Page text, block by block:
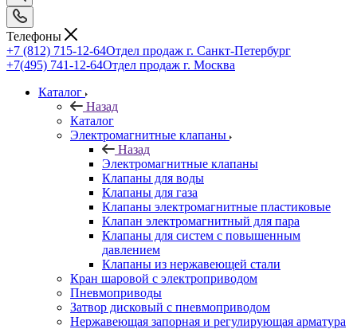
Телефоны
+7 (812) 715-12-64Отдел продаж г. Санкт-Петербург
+7(495) 741-12-64Отдел продаж г. Москва
Каталог
Назад
Каталог
Электромагнитные клапаны
Назад
Электромагнитные клапаны
Клапаны для воды
Клапаны для газа
Клапаны электромагнитные пластиковые
Клапан электромагнитный для пара
Клапаны для систем с повышенным
давлением
Клапаны из нержавеющей стали
Кран шаровой с электроприводом
Пневмоприводы
Затвор дисковый с пневмоприводом
Нержавеющая запорная и регулирующая арматура